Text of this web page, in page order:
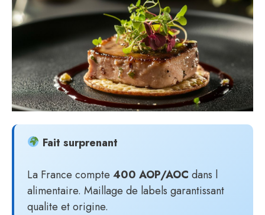
Fait surprenant
La France compte 400 AOP/AOC dans l
alimentaire. Maillage de labels garantissant
qualite et origine.